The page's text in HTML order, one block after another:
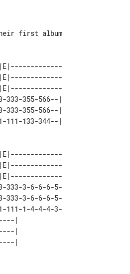
first album
333-355-566--|
333-355-566--|
333-3-6-6-6-5-
333-3-6-6-6-5-
111-1-4-4-4-3-
|
|
|
|
|